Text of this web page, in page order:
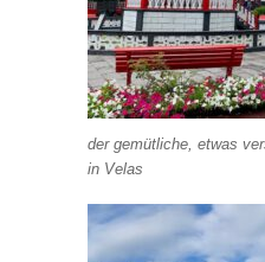
der gemütliche, etwas
in Velas